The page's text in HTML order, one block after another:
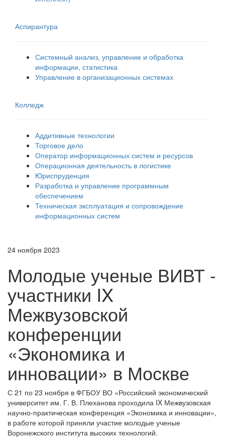
Аспирантура
Системный анализ, управление и обработка
информации, статистика
Управление в организационных системах
Колледж
Аддитивные технологии
Торговое дело
Оператор информационных систем и ресурсов
Операционная деятельность в логистике
Юриспруденция
Разработка и управление программным
обеспечением
Техническая эксплуатация и сопровождение
информационных систем
24 ноября 2023
Молодые ученые ВИВТ -
участники IX
Межвузовской
конференции
«Экономика и
инновации» в Москве
С 21 по 23 ноября в ФГБОУ ВО «Российский экономический
университет им. Г. В. Плеханова проходила IX Межвузовская
научно-практическая конференция «Экономика и инновации»,
в работе которой приняли участие молодые ученые
Воронежского института высоких технологий.